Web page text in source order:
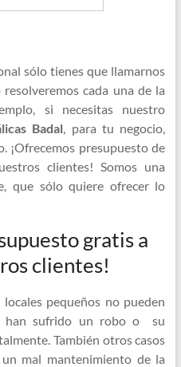
sólo tienes que llamarnos
cada una de la
si necesitas nuestro
Badal , para tu negocio,
¡Ofrecemos presupuesto de
clientes! Somos una
que sólo quiere ofrecer lo
gratis a
clientes!
pequeños no pueden
han sufrido un robo o su
También otros casos
mal mantenimiento de la